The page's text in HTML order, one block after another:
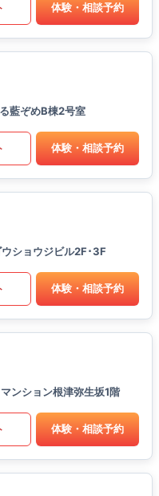
体験・相談予約
藍ぞめB棟2号室
体験・相談予約
ショウジビル2F･3F
体験・相談予約
ンション根津弥生坂1階
体験・相談予約